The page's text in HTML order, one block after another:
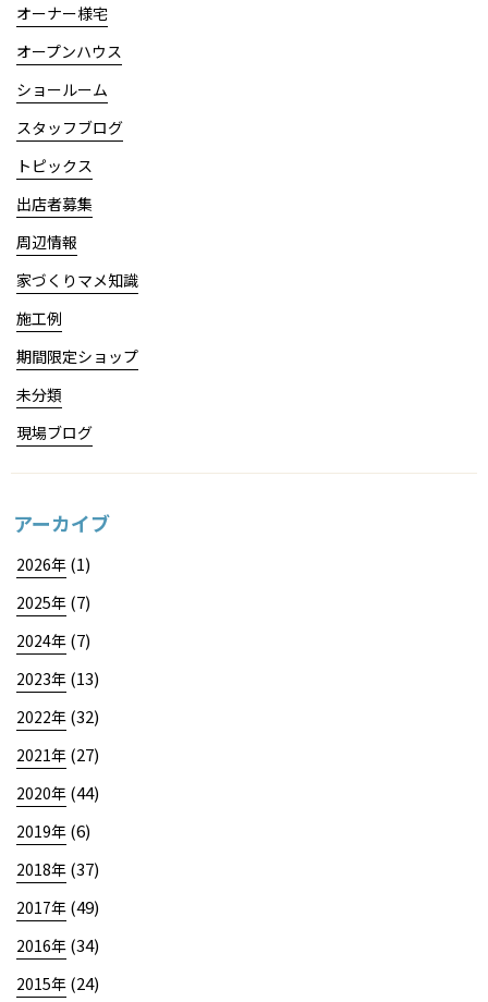
オーナー様宅
オープンハウス
ショールーム
スタッフブログ
トピックス
出店者募集
周辺情報
家づくりマメ知識
施工例
期間限定ショップ
未分類
現場ブログ
アーカイブ
2026年 (1)
2025年 (7)
2024年 (7)
2023年 (13)
2022年 (32)
2021年 (27)
2020年 (44)
2019年 (6)
2018年 (37)
2017年 (49)
2016年 (34)
2015年 (24)